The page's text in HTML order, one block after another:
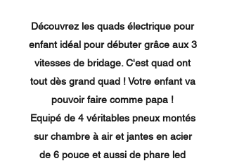
Découvrez les quads électrique pour
enfant idéal pour débuter grâce aux 3
vitesses de bridage. C'est quad ont
tout dès grand quad ! Votre enfant va
pouvoir faire comme papa !
Equipé de 4 véritables pneux montés
sur chambre à air et jantes en acier
de 6 pouce et aussi de phare led